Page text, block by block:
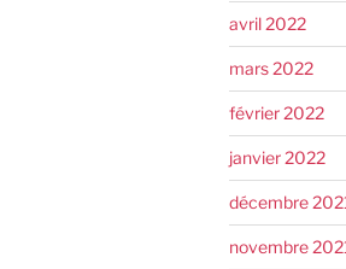
avril 2022
mars 2022
février 2022
janvier 2022
décembre
novembre